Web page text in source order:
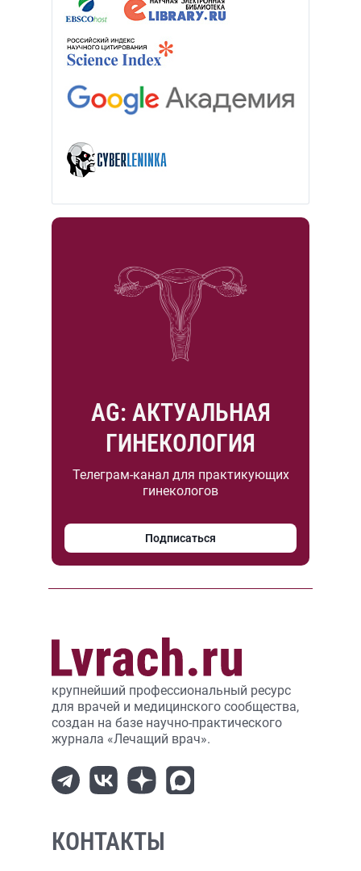
AG: АКТУАЛЬНАЯ
ГИНЕКОЛОГИЯ
Телеграм-канал для практикующих
гинекологов
Подписаться
крупнейший профессиональный ресурс
для врачей и медицинского сообщества,
создан на базе научно-практического
журнала «Лечащий врач».
КОНТАКТЫ